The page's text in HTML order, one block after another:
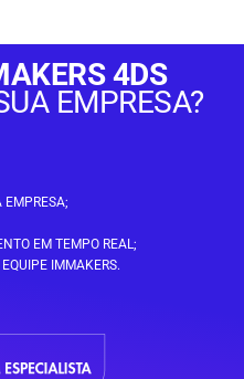
4DS
EMPRESA?
EMPRESA;
EM TEMPO REAL;
IMMAKERS.